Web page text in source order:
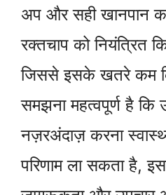
अप और सही खानपान
रक्तचाप को नियंत्रित
जिससे इसके खतरे कम
समझना महत्वपूर्ण है कि
नज़रअंदाज़ करना
परिणाम ला सकता है,